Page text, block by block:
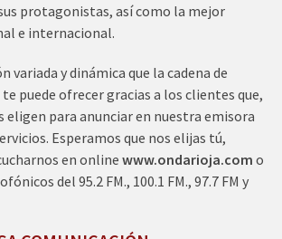
protagonistas, así como la mejor
e internacional.
variada y dinámica que la cadena de
te puede ofrecer gracias a los clientes que,
eligen para anunciar en nuestra emisora
Esperamos que nos elijas tú,
en online www.ondarioja.com o
del 95.2 FM., 100.1 FM., 97.7 FM y